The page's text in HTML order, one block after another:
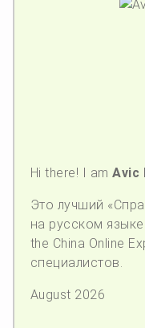
Hi there! I amAvic
Это лучший
на русском
the China Online
специалистов.
August 2026